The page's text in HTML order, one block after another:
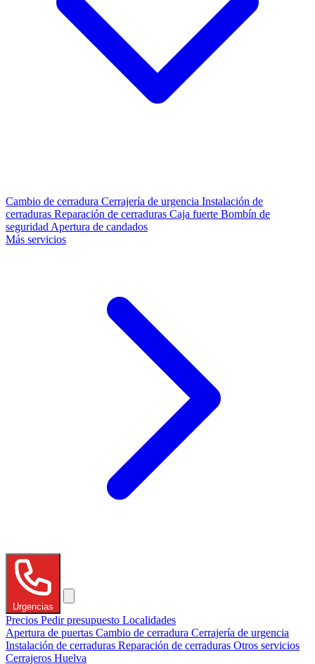
Cambio de cerradura Cerrajería de urgencia Instalación de
cerraduras Reparación de cerraduras Caja fuerte Bombín de
seguridad Apertura de candados
Más servicios
Urgencias
Precios Pedir presupuesto Localidades
Apertura de puertas Cambio de cerradura Cerrajería de urgencia
Instalación de cerraduras Reparación de cerraduras Otros servicios
Cerrajeros Huelva